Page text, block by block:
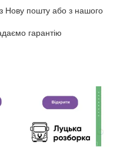
Нову пошту або з нашого
гарантію